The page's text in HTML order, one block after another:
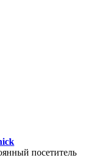
посетитель